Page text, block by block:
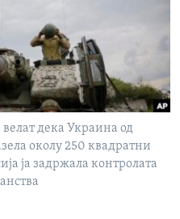
дека Украина од
околу 250 квадратни
ја задржала контролата